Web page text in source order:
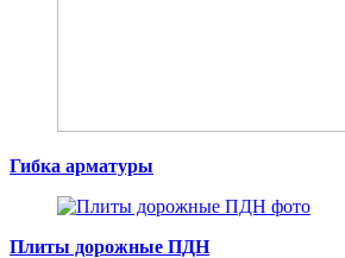
Гибка арматуры
Плиты дорожные ПДН